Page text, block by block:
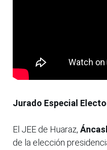
Jurado Especial
El JEE de Huaraz,
de la elección